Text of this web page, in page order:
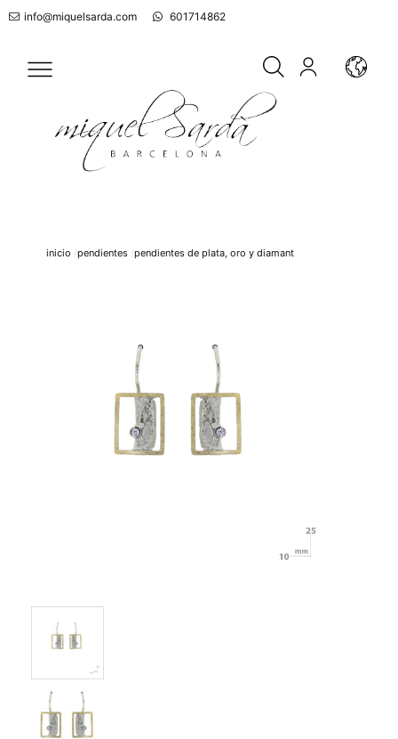
info@miquelsarda.com 601714862
inicio pendientes pendientes de plata, oro y diamant